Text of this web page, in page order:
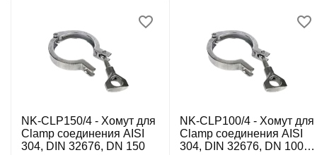
NK-CLP150/4 - Хомут для
Clamp соединения AISI
304, DIN 32676, DN 150
NK-CLP100/4 - Хомут для
Clamp соединения AISI
304, DIN 32676, DN 100,